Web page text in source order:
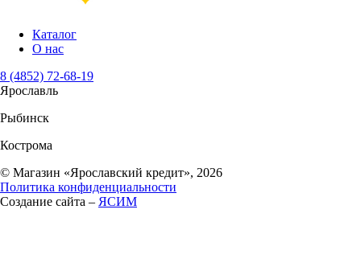
Каталог
О нас
8 (4852) 72-68-19
Ярославль
Рыбинск
Кострома
© Магазин «Ярославский кредит», 2026
Политика конфиденциальности
Создание сайта – ЯСИМ